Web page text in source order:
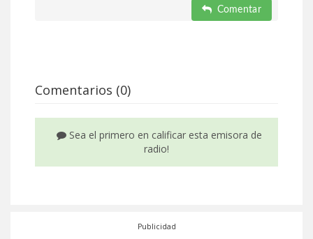
Comentar
Comentarios (0)
Sea el primero en calificar esta emisora de
radio!
Publicidad